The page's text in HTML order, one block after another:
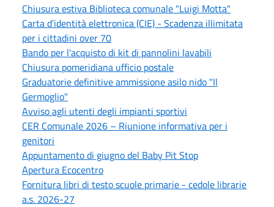
Chiusura estiva Biblioteca comunale "Luigi Motta"
Carta d’identità elettronica (CIE) - Scadenza illimitata
per i cittadini over 70
Bando per l'acquisto di kit di pannolini lavabili
Chiusura pomeridiana ufficio postale
Graduatorie definitive ammissione asilo nido "Il
Germoglio"
Avviso agli utenti degli impianti sportivi
CER Comunale 2026 – Riunione informativa per i
genitori
Appuntamento di giugno del Baby Pit Stop
Apertura Ecocentro
Fornitura libri di testo scuole primarie - cedole librarie
a.s. 2026-27